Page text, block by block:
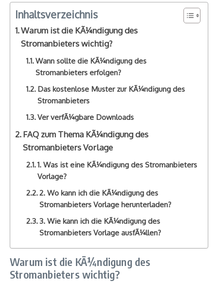
Inhaltsverzeichnis
Warum ist die KÃ¼ndigung des
Stromanbieters wichtig?
Wann sollte die KÃ¼ndigung des
Stromanbieters erfolgen?
Das kostenlose Muster zur KÃ¼ndigung des
Stromanbieters
Ver verfÃ¼gbare Downloads
FAQ zum Thema KÃ¼ndigung des
Stromanbieters Vorlage
1. Was ist eine KÃ¼ndigung des Stromanbieters
Vorlage?
2. Wo kann ich die KÃ¼ndigung des
Stromanbieters Vorlage herunterladen?
3. Wie kann ich die KÃ¼ndigung des
Stromanbieters Vorlage ausfÃ¼llen?
Warum ist die KÃ¼ndigung des
Stromanbieters wichtig?